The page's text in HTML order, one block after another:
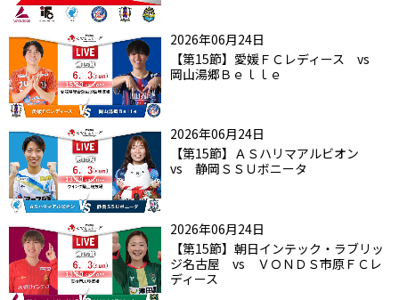
2026年06月24日
【第15節】愛媛ＦＣレディース vs
岡山湯郷Ｂｅｌｌｅ
2026年06月24日
【第15節】ＡＳハリマアルビオン
vs 静岡ＳＳＵボニータ
2026年06月24日
【第15節】朝日インテック・ラブリッ
ジ名古屋 vs ＶＯＮＤＳ市原ＦＣレ
ディース